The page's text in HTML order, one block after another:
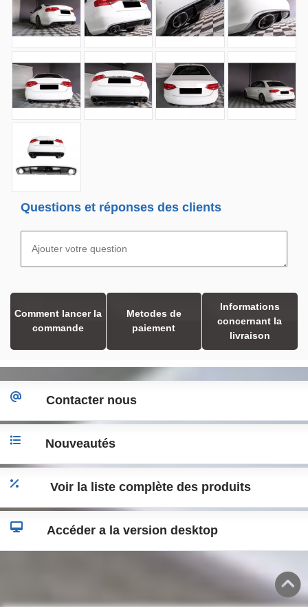
Questions et réponses des clients
Comment lancer la
commande
Metodes de
paiement
Informations
concernant la
livraison
Contacter nous
Nouveautés
Voir la liste complète des produits
Accéder a la version desktop